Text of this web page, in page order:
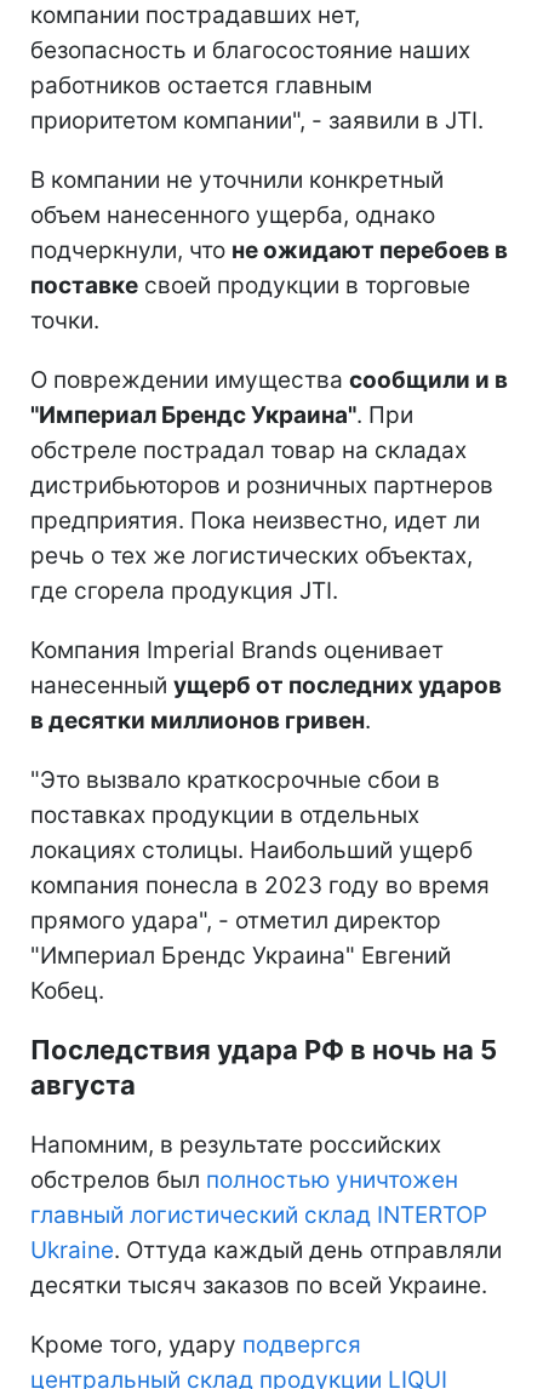
компании пострадавших нет,
безопасность и благосостояние наших
работников остается главным
приоритетом компании", - заявили в JTI.
В компании не уточнили конкретный
объем нанесенного ущерба, однако
подчеркнули, что не ожидают перебоев в
поставке своей продукции в торговые
точки.
О повреждении имущества сообщили и в
"Империал Брендс Украина". При
обстреле пострадал товар на складах
дистрибьюторов и розничных партнеров
предприятия. Пока неизвестно, идет ли
речь о тех же логистических объектах,
где сгорела продукция JTI.
Компания Imperial Brands оценивает
нанесенный ущерб от последних ударов
в десятки миллионов гривен.
"Это вызвало краткосрочные сбои в
поставках продукции в отдельных
локациях столицы. Наибольший ущерб
компания понесла в 2023 году во время
прямого удара", - отметил директор
"Империал Брендс Украина" Евгений
Кобец.
Последствия удара РФ в ночь на 5
августа
Напомним, в результате российских
обстрелов был полностью уничтожен
главный логистический склад INTERTOP
Ukraine. Оттуда каждый день отправляли
десятки тысяч заказов по всей Украине.
Кроме того, удару подвергся
центральный склад продукции LIQUI